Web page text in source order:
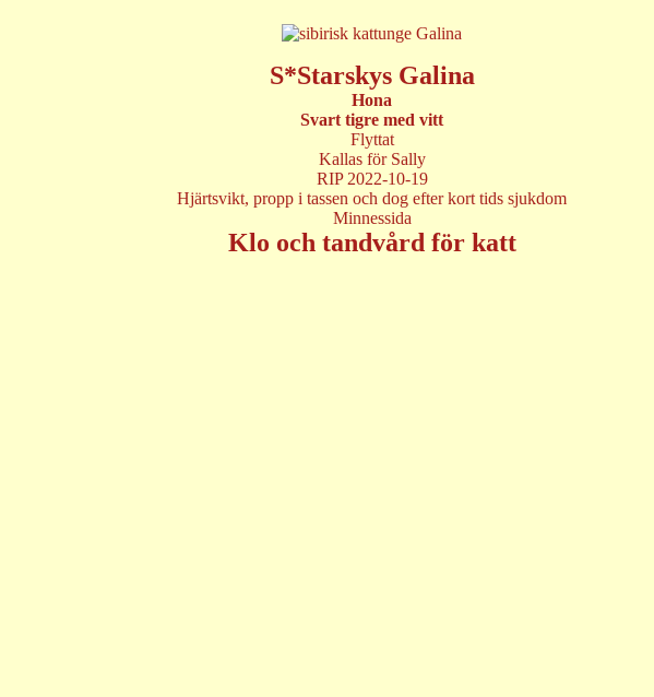
S*Starskys Galina
Hona
Svart tigre med vitt
Flyttat
Kallas för Sally
RIP 2022-10-19
Hjärtsvikt, propp i tassen och dog efter kort tids sjukdom
Minnessida
Klo och tandvård för katt